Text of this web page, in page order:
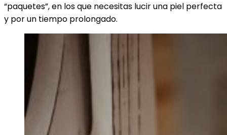
“paquetes”, en los que necesitas lucir una piel perfecta
y por un tiempo prolongado.